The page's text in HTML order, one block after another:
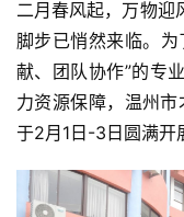
二月春风起，万物迎
脚步已悄然来临。
献、团队协作”的专
力资源保障，温州
于2月1日-3日圆满开